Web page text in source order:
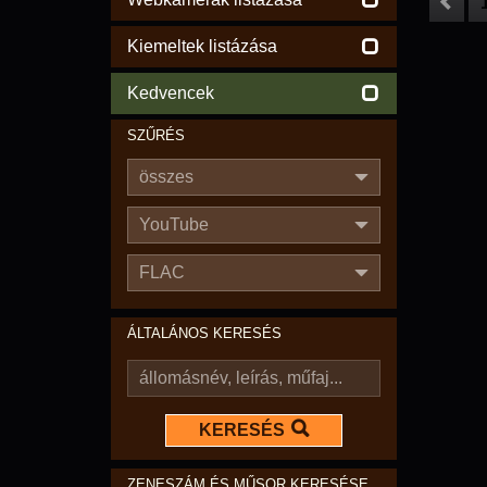
Kiemeltek listázása
Kedvencek
SZŰRÉS
összes
YouTube
FLAC
ÁLTALÁNOS KERESÉS
KERESÉS